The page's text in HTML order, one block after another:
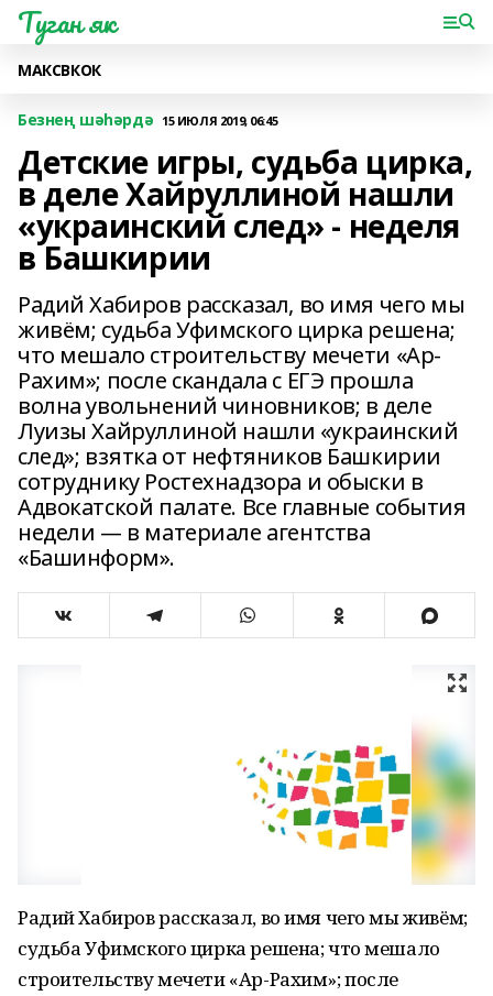
Туган як
МАКСВКОК
Безнең шәһәрдә 15 ИЮЛЯ 2019, 06:45
Детские игры, судьба цирка,
в деле Хайруллиной нашли
«украинский след» - неделя
в Башкирии
Радий Хабиров рассказал, во имя чего мы
живём; судьба Уфимского цирка решена;
что мешало строительству мечети «Ар-
Рахим»; после скандала с ЕГЭ прошла
волна увольнений чиновников; в деле
Луизы Хайруллиной нашли «украинский
след»; взятка от нефтяников Башкирии
сотруднику Ростехнадзора и обыски в
Адвокатской палате. Все главные события
недели — в материале агентства
«Башинформ».
Радий Хабиров рассказал, во имя чего мы живём;
судьба Уфимского цирка решена; что мешало
строительству мечети «Ар-Рахим»; после